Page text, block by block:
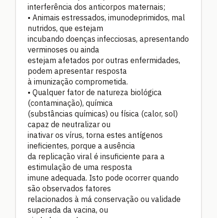
interferência dos anticorpos maternais;
• Animais estressados, imunodeprimidos, mal
nutridos, que estejam
incubando doenças infecciosas, apresentando
verminoses ou ainda
estejam afetados por outras enfermidades,
podem apresentar resposta
à imunização comprometida.
• Qualquer fator de natureza biológica
(contaminação), química
(substâncias químicas) ou física (calor, sol)
capaz de neutralizar ou
inativar os vírus, torna estes antígenos
ineficientes, porque a ausência
da replicação viral é insuficiente para a
estimulação de uma resposta
imune adequada. Isto pode ocorrer quando
são observados fatores
relacionados à má conservação ou validade
superada da vacina, ou